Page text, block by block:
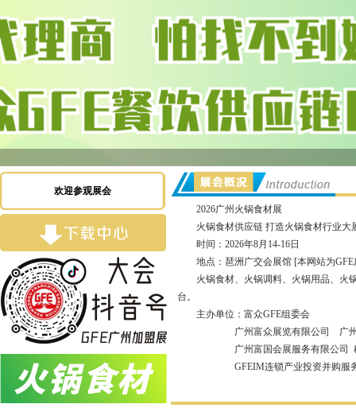
欢迎参观展会
2026广州火锅食材展
火锅食材供应链 打造火锅食材行业大
时间：2026年8月14-16日
地点：琶洲广交会展馆 [本网站为
火锅食材、火锅调料、 火锅用品、火
台。
主办单位：富众GFE组委会
广州富众展览有限公司
广州富国会展服务有限公司
GFEIM连锁产业投资并购服务
中圆知识产权×巨疯品牌策划